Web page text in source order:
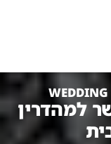
WEDDING